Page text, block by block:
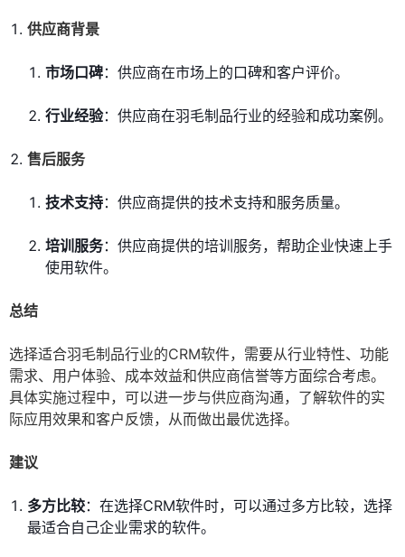
供应商背景
市场口碑：供应商在市场上的口碑和客户评价。
行业经验：供应商在羽毛制品行业的经验和成功案例。
售后服务
技术支持：供应商提供的技术支持和服务质量。
培训服务：供应商提供的培训服务，帮助企业快速上手
使用软件。
总结
选择适合羽毛制品行业的CRM软件，需要从行业特性、功能
需求、用户体验、成本效益和供应商信誉等方面综合考虑。
具体实施过程中，可以进一步与供应商沟通，了解软件的实
际应用效果和客户反馈，从而做出最优选择。
建议
多方比较：在选择CRM软件时，可以通过多方比较，选择
最适合自己企业需求的软件。